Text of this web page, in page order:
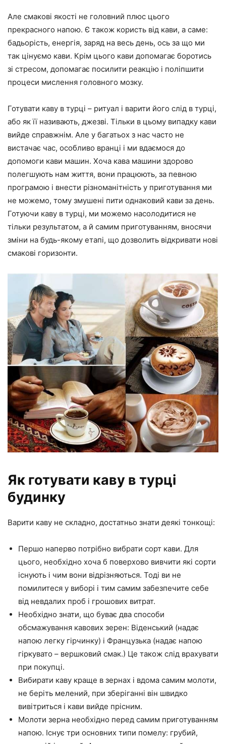
Але смакові якості не головний плюс цього
прекрасного напою. Є також користь від кави, а саме:
бадьорість, енергія, заряд на весь день, ось за що ми
так цінуємо кави. Крім цього кави допомагає боротись
зі стресом, допомагає посилити реакцію і поліпшити
процеси мислення головного мозку.
Готувати каву в турці – ритуал і варити його слід в турці,
або як її називають, джезві. Тільки в цьому випадку кави
вийде справжнім. Але у багатьох з нас часто не
вистачає час, особливо вранці і ми вдаємося до
допомоги кави машин. Хоча кава машини здорово
полегшують нам життя, вони працюють, за певною
програмою і внести різноманітність у приготування ми
не можемо, тому змушені пити однаковий кави за день.
Готуючи каву в турці, ми можемо насолодитися не
тільки результатом, а й самим приготуванням, вносячи
зміни на будь-якому етапі, що дозволить відкривати нові
смакові горизонти.
Як готувати каву в турці
будинку
Варити каву не складно, достатньо знати деякі тонкощі:
Першо наперво потрібно вибрати сорт кави. Для
цього, необхідно хоча б поверхово вивчити які сорти
існують і чим вони відрізняються. Тоді ви не
помилитеся у виборі і тим самим забезпечите себе
від невдалих проб і грошових витрат.
Необхідно знати, що буває два способи
обсмажування кавових зерен: Віденський (надає
напою легку гірчинку) і Французька (надає напою
гіркувато – вершковий смак.) Це також слід врахувати
при покупці.
Вибирати каву краще в зернах і вдома самим молоти,
не беріть мелений, при зберіганні він швидко
вивітриться і кави вийде прісним.
Молоти зерна необхідно перед самим приготуванням
напою. Існує три основних типи помелу: грубий,